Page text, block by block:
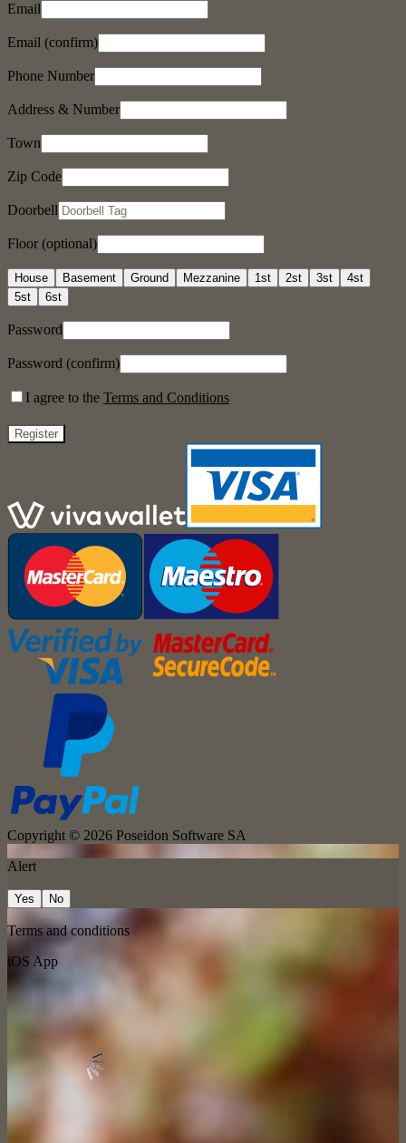
Email
Email (confirm)
Phone Number
Address & Number
Town
Zip Code
Doorbell
Floor (optional)
House Basement Ground Mezzanine 1st 2st 3st
4st
5st
6st
Password
Password (confirm)
I agree to the Terms and Conditions
Register
Copyright © 2026 Poseidon Software SA
Alert
Yes No
Terms and conditions
iOS App